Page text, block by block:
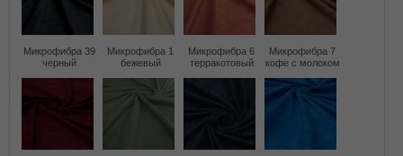
Микрофибра 39
черный
Микрофибра 1
бежевый
Микрофибра 6
терракотовый
Микрофибра 7
кофе с молоком